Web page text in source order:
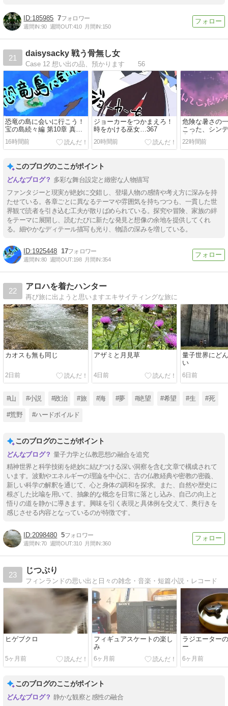
185985 7
週間IN:90 週間OUT:410 月間IN:150
21
daisysacky 戦う骨無し女
Case 12 想い出の品、預かります 56
恐竜の島に会いに行こう！
宝の島続々編 第10章 真の
ヒーローは誰だ？…103
16時間前
ジョーカーをつかまえろ！
時をかける巫女…367
20時間前
危険な暑さの
こった、シン
章 初めての
22時間前
このブログのここがポイント
多彩な舞台設定と緻密な人物描写
ファンタジーと現実が絶妙に交錯し、登場人物の感情や考え方に深みを持
たせている。各章ごとに異なるテーマや雰囲気を持ちつつも、一貫した世
界観で読者を引き込む工夫が散りばめられている。探究や冒険、家族の絆
をテーマに展開し、読むたびに新たな発見と想像の余地を提供してくれ
る。細やかなディテール描写も光り、物語の深みを増している。
1925448 17
週間IN:80 週間OUT:198 月間IN:354
22
アロハを着たハンター
再び旅に出ようと思いますエキサイティングな旅に
カオスも無も同じ
2日前
アザミと月見草
4日前
量子世界にど
い
6日前
#山 #小説 #政治 #旅 #海 #夢 #絶望 #希望 #生 #死
#荒野 #ハードボイルド
このブログのここがポイント
量子力学と仏教思想の融合を追究
精神世界と科学技術を絶妙に結びつける深い洞察を含む文章で構成されて
います。波動やエネルギーの理論を中心に、古の仏教経典や密教の密義、
新しい科学の解釈を通じて、心と身体の調和を探求。また、自然や歴史に
根ざした比喩を用いて、抽象的な概念を日常に落とし込み、自己の向上と
悟りの道を静かに導きます。興味を引く表現と具体例を交えて、奥行きを
感じさせる内容となっているのが特徴です。
2098480 5
週間IN:70 週間OUT:310 月間IN:360
23
じつぷり
フィンランドの思い出と日々の雑念・音楽・短篇小説・レコード
ヒゲブクロ
5ヶ月前
フィギュアスケートの楽し
み
6ヶ月前
ラジエーター
ー
6ヶ月前
このブログのここがポイント
静かな観察と感性の融合